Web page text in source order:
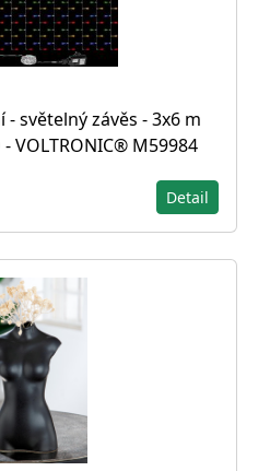
světelný závěs - 3x6 m
VOLTRONIC® M59984
Detail